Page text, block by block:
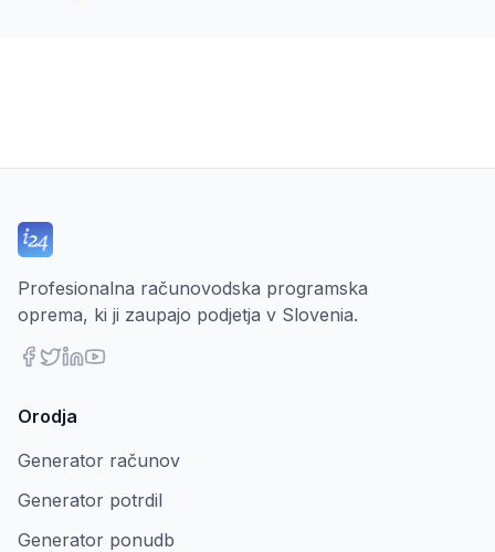
Profesionalna računovodska programska
oprema, ki ji zaupajo podjetja v Slovenia.
Orodja
Generator računov
Generator potrdil
Generator ponudb